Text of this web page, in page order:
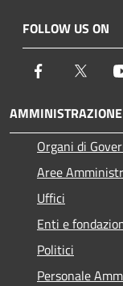
FOLLOW US ON
Facebook
AMMINISTRAZIONE
Organi di
Aree
Uffici
Enti e
Politici
Personale